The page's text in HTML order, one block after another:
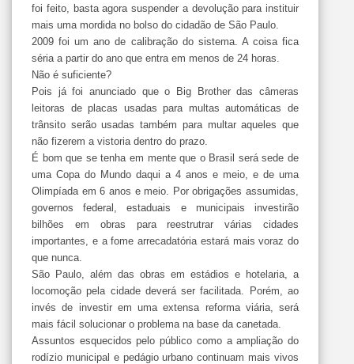
foi feito, basta agora suspender a devolução para instituir
mais uma mordida no bolso do cidadão de São Paulo.
2009 foi um ano de calibração do sistema. A coisa fica
séria a partir do ano que entra em menos de 24 horas.
Não é suficiente?
Pois já foi anunciado que o Big Brother das câmeras
leitoras de placas usadas para multas automáticas de
trânsito serão usadas também para multar aqueles que
não fizerem a vistoria dentro do prazo.
É bom que se tenha em mente que o Brasil será sede de
uma Copa do Mundo daqui a 4 anos e meio, e de uma
Olimpíada em 6 anos e meio. Por obrigações assumidas,
governos federal, estaduais e municipais investirão
bilhões em obras para reestrutrar várias cidades
importantes, e a fome arrecadatória estará mais voraz do
que nunca.
São Paulo, além das obras em estádios e hotelaria, a
locomoção pela cidade deverá ser facilitada. Porém, ao
invés de investir em uma extensa reforma viária, será
mais fácil solucionar o problema na base da canetada.
Assuntos esquecidos pelo público como a ampliação do
rodízio municipal e pedágio urbano continuam mais vivos